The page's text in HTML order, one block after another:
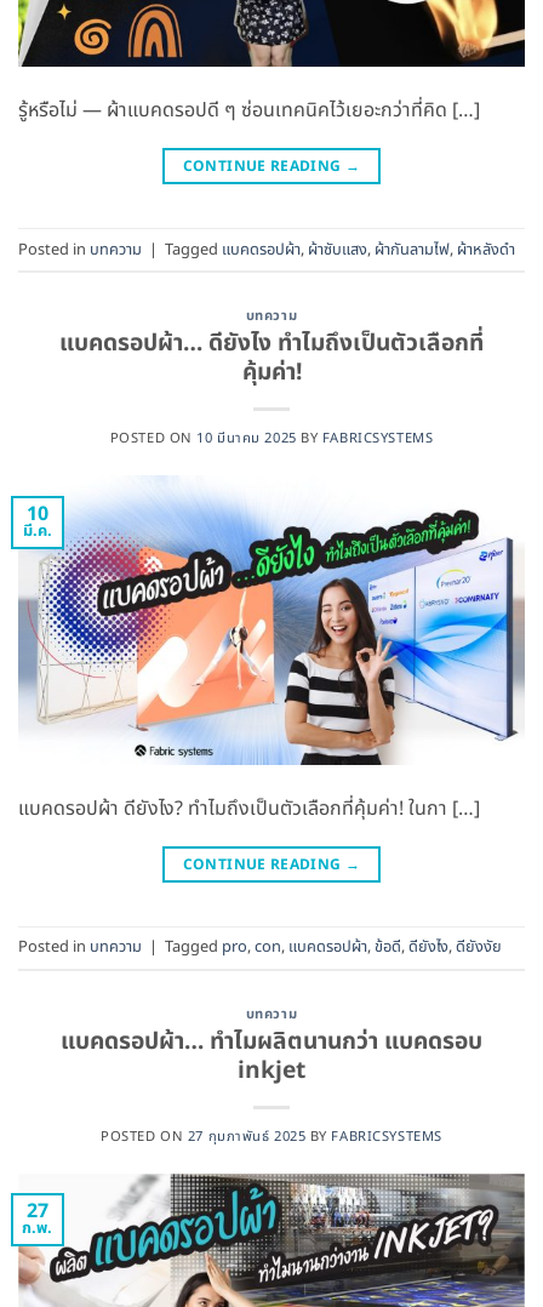
รู้หรือไม่ — ผ้าแบคดรอปดี ๆ ซ่อนเทคนิคไว้เยอะกว่าที่คิด […]
CONTINUE READING →
Posted in บทความ | Tagged แบคดรอปผ้า, ผ้าซับแสง, ผ้ากันลามไฟ, ผ้าหลังดำ
บทความ
แบคดรอปผ้า… ดียังไง ทำไมถึงเป็นตัวเลือกที่
คุ้มค่า!
POSTED ON 10 มีนาคม 2025 BY FABRICSYSTEMS
10
มี.ค.
แบคดรอปผ้า ดียังไง? ทำไมถึงเป็นตัวเลือกที่คุ้มค่า! ในกา […]
CONTINUE READING →
Posted in บทความ | Tagged pro,con, แบคดรอปผ้า,ข้อดี,ดียังไง,ดียังงัย
บทความ
แบคดรอปผ้า… ทำไมผลิตนานกว่า แบคดรอบ
inkjet
POSTED ON 27 กุมภาพันธ์ 2025 BY FABRICSYSTEMS
27
ก.พ.